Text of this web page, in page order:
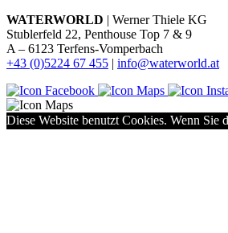
WATERWORLD | Werner Thiele KG
Stublerfeld 22, Penthouse Top 7 & 9
A – 6123 Terfens-Vomperbach
+43 (0)5224 67 455 | info@waterworld.at
Diese Website benutzt Cookies. Wenn Sie